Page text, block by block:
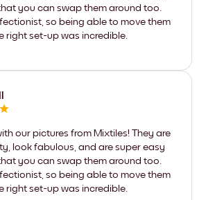
you can swap them around too.
so being able to move them
right set-up was incredible.
our pictures from Mixtiles! They are
look fabulous, and are super easy
you can swap them around too.
so being able to move them
right set-up was incredible.